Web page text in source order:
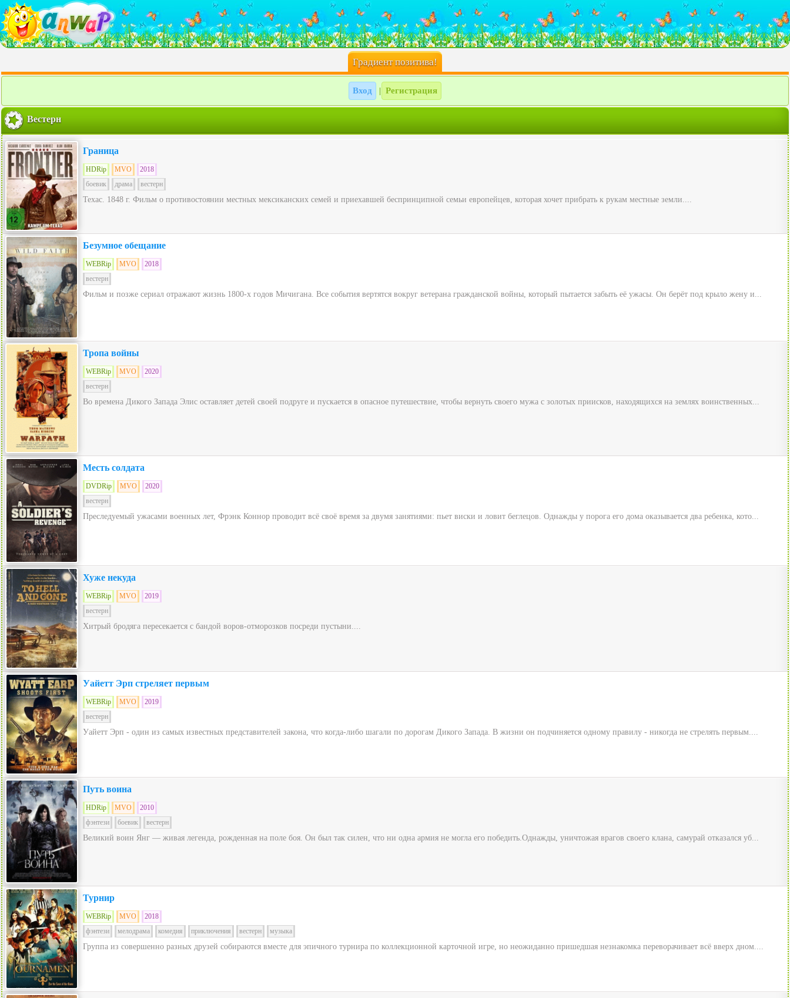
Градиент позитива!
Вход Регистрация
Вестерн
Граница
HDRip MVO
2018
боевик
драма вестерн
Техас. 1848 г. Фильм о противостоянии местных мексиканских семей и приехавшей беспринципной семьи европейцев, которая хочет прибрать к рукам местные земли....
Безумное обещание
WEBRip MVO
2018
вестерн
Фильм и позже сериал отражают жизнь 1800-х годов Мичигана. Все события вертятся вокруг ветерана гражданской войны, который пытается забыть её ужасы. Он берёт под крыло жену и...
Тропа войны
WEBRip MVO
2020
вестерн
Во времена Дикого Запада Элис оставляет детей своей подруге и пускается в опасное путешествие, чтобы вернуть своего мужа с золотых приисков, находящихся на землях воинственных...
Месть солдата
DVDRip MVO
2020
вестерн
Преследуемый ужасами военных лет, Фрэнк Коннор проводит всё своё время за двумя занятиями: пьет виски и ловит беглецов. Однажды у порога его дома оказывается два ребенка, кото...
Хуже некуда
WEBRip MVO
2019
вестерн
Хитрый бродяга пересекается с бандой воров-отморозков посреди пустыни....
Уайетт Эрп стреляет первым
WEBRip MVO
2019
вестерн
Уайетт Эрп - один из самых известных представителей закона, что когда-либо шагали по дорогам Дикого Запада. В жизни он подчиняется одному правилу - никогда не стрелять первым....
Путь воина
HDRip MVO
2010
фэнтези
боевик вестерн
Великий воин Янг — живая легенда, рожденная на поле боя. Он был так силен, что ни одна армия не могла его победить.Однажды, уничтожая врагов своего клана, самурай отказался уб...
Турнир
WEBRip MVO
2018
фэнтези
мелодрама комедия приключения вестерн музыка
Группа из совершенно разных друзей собираются вместе для эпичного турнира по коллекционной карточной игре, но неожиданно пришедшая незнакомка переворачивает всё вверх дном....